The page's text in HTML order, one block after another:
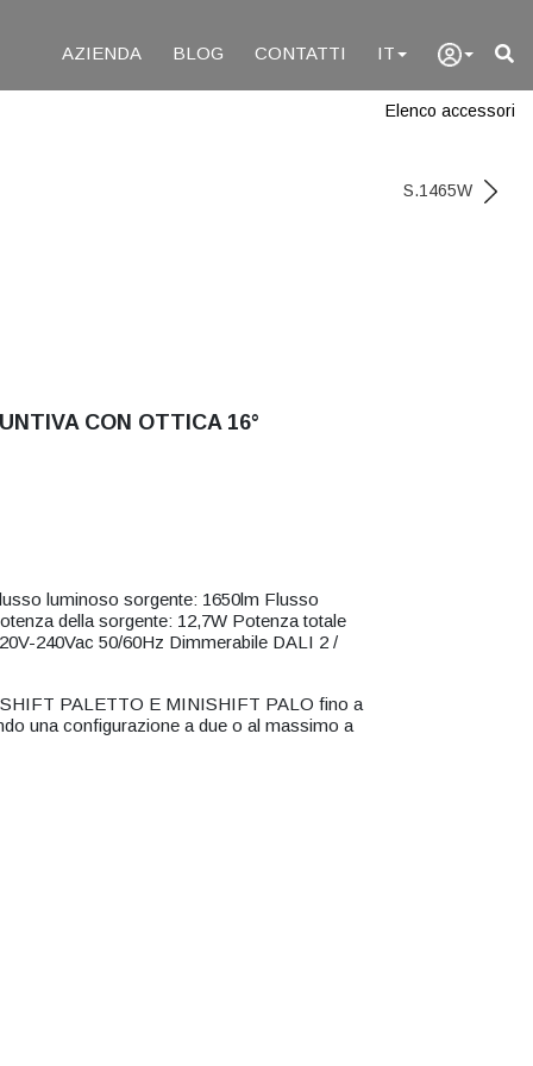
AZIENDA BLOG CONTATTI IT
Elenco accessori
S.1465W
CON OTTICA 16°
luminoso sorgente: 1650lm Flusso
della sorgente: 12,7W Potenza totale
240Vac 50/60Hz Dimmerabile DALI 2 /
PALETTO E MINISHIFT PALO fino a
una configurazione a due o al massimo a